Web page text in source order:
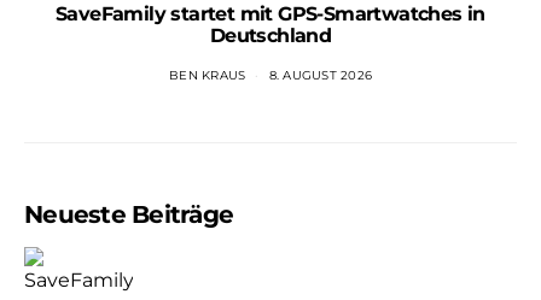
SaveFamily startet mit GPS-Smartwatches in
Deutschland
BEN KRAUS 8. AUGUST 2026
Neueste Beiträge